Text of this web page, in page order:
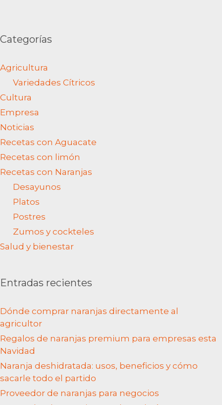
Categorías
Agricultura
Variedades Cítricos
Cultura
Empresa
Noticias
Recetas con Aguacate
Recetas con limón
Recetas con Naranjas
Desayunos
Platos
Postres
Zumos y cockteles
Salud y bienestar
Entradas recientes
Dónde comprar naranjas directamente al
agricultor
Regalos de naranjas premium para empresas esta
Navidad
Naranja deshidratada: usos, beneficios y cómo
sacarle todo el partido
Proveedor de naranjas para negocios